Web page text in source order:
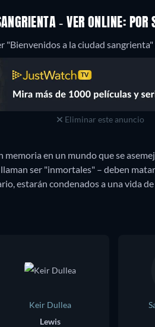
- VER ONLINE: POR
"Bienvenidos a la ciudad
Eliminar este anuncio
en un mundo que se
ser "inmortales" – deben
Keir Dullea
Lewis